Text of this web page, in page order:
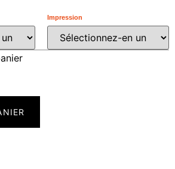
Impression